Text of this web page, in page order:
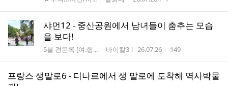
샤먼12 - 중산공원에서 남녀들이 춤추는 모습
을 보다!
게시판명
5불 견문록 [여.행... 작성자
바이칼3 작성시간
26.07.26 조회수
149
프랑스 생말로6 - 디나르에서 생 말로에 도착해 역사박물